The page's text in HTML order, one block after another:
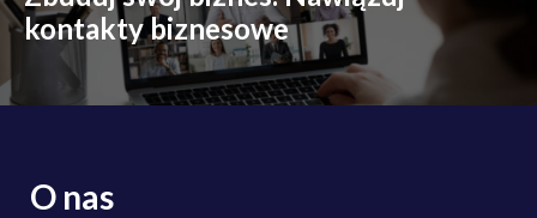
kontakty biznesowe
O nas